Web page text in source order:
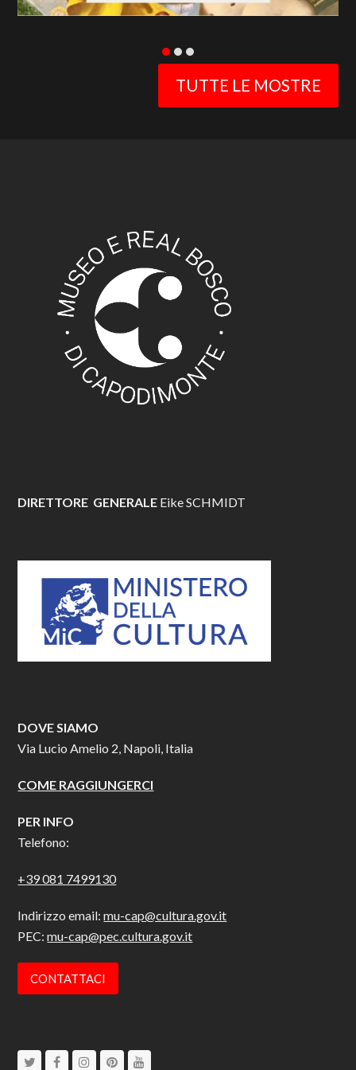
TUTTE LE MOSTRE
DIRETTORE GENERALE Eike SCHMIDT
DOVE SIAMO
Via Lucio Amelio 2, Napoli, Italia
COME RAGGIUNGERCI
PER INFO
Telefono:
+39 081 7499130
Indirizzo email:mu-cap@cultura.gov.it
PEC:mu-cap@pec.cultura.gov.it
CONTATTACI
TwitterFacebookInstagram
Pinterest